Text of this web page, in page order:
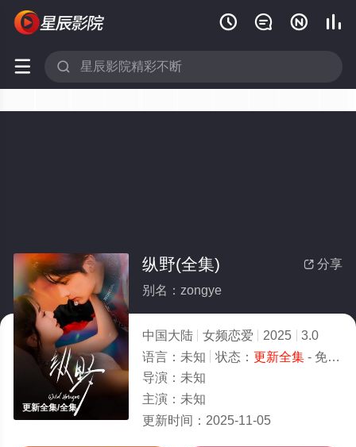
   
 
更新全集/全集
 分享
纵野(全集)
别名：zongye
中国大陆 女频恋爱 2025
3.0
语言： 未知 状态： 更新全集- 免费在线观看
导演： 未知
主演： 未知
更新时间： 2025-11-05